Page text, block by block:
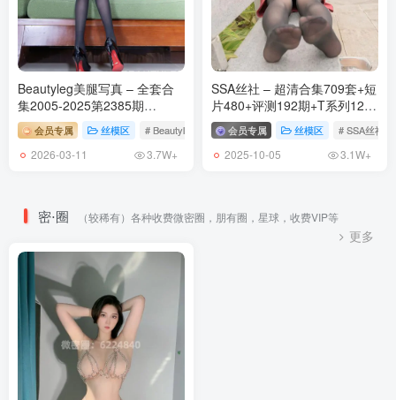
Beautyleg美腿写真 – 全套合
集2005-2025第2385期
[539.5G-2026.3]
会员专属 丝模区 # Beautyleg
2026-03-11 3.7W+
SSA丝社 – 超清合集709套+短
片480+评测192期+T系列120
期(4K视频)[1982G-2025.10]
会员专属 丝模区 # SSA丝社
2025-10-05 3.1W+
密⋅圈 （较稀有）各种收费微密圈，朋有圈，星球，收费VIP等
更多